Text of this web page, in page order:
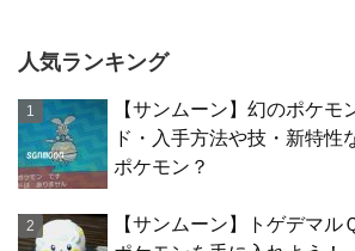
人気ランキング
【サンムーン】幻のポケモ
ド・入手方法や技・新特性
ポケモン？
【サンムーン】トゲデマル